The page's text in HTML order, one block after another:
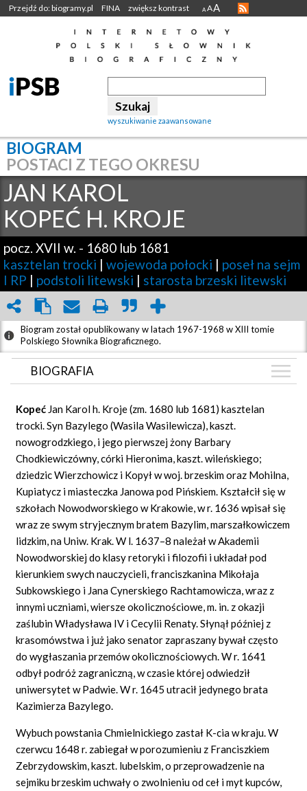
Przejdź do: biogramy.pl FINA zwiększ kontrast A AA
wyszukiwanie zaawansowane
BIOGRAM
POSTACI Z TEGO OKRESU
JAN KAROL
KOPEĆ H. KROJE
pocz. XVII w. - 1680 lub 1681
kasztelan trocki | wojewoda połocki | poseł na sejm
I RP | podstoli litewski | starosta brzeski litewski
Biogram został opublikowany w latach 1967-1968 w XIII tomie
Polskiego Słownika Biograficznego.
BIOGRAFIA
GRAF POWIĄZAŃ
DYSKUSJA
Mapa
Kopeć Jan Karol h. Kroje (zm. 1680 lub 1681) kasztelan
trocki. Syn Bazylego (Wasila Wasilewicza), kaszt.
nowogrodzkiego, i jego pierwszej żony Barbary
Chodkiewiczówny, córki Hieronima, kaszt. wileńskiego;
dziedzic Wierzchowicz i Kopył w woj. brzeskim oraz Mohilna,
Kupiatycz i miasteczka Janowa pod Pińskiem. Kształcił się w
szkołach Nowodworskiego w Krakowie, w r. 1636 wpisał się
wraz ze swym stryjecznym bratem Bazylim, marszałkowiczem
lidzkim, na Uniw. Krak. W l. 1637–8 należał w Akademii
Nowodworskiej do klasy retoryki i filozofii i układał pod
kierunkiem swych nauczycieli, franciszkanina Mikołaja
Subkowskiego i Jana Cynerskiego Rachtamowicza, wraz z
innymi uczniami, wiersze okolicznościowe, m. in. z okazji
zaślubin Władysława IV i Cecylii Renaty. Słynął później z
krasomówstwa i już jako senator zapraszany bywał często
do wygłaszania przemów okolicznościowych. W r. 1641
odbył podróż zagraniczną, w czasie której odwiedził
uniwersytet w Padwie. W r. 1645 utracił jedynego brata
Kazimierza Bazylego.
Wybuch powstania Chmielnickiego zastał K-cia w kraju. W
czerwcu 1648 r. zabiegał w porozumieniu z Franciszkiem
Zebrzydowskim, kaszt. lubelskim, o przeprowadzenie na
sejmiku brzeskim uchwały o zwolnieniu od ceł i myt kupców,